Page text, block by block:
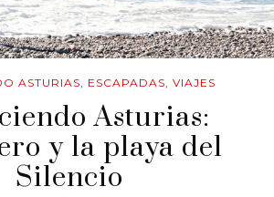
ASTURIAS, ESCAPADAS, VIAJES
Asturias:
y la playa del
Silencio